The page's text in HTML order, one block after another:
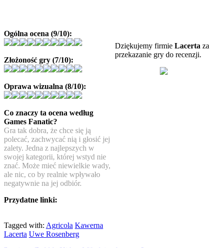
Dziękujemy firmie Lacerta za
przekazanie gry do recenzji.
Ogólna ocena (9/10):
Złożoność gry (7/10):
Oprawa wizualna (8/10):
Co znaczy ta ocena według
Games Fanatic?
Gra tak dobra, że chce się ją
polecać, zachwycać nią i głosić jej
zalety. Jedna z najlepszych w
swojej kategorii, której wstyd nie
znać. Może mieć niewielkie wady,
ale nic, co by realnie wpływało
negatywnie na jej odbiór.
Przydatne linki:
Tagged with: Agricola Kawerna
Lacerta Uwe Rosenberg